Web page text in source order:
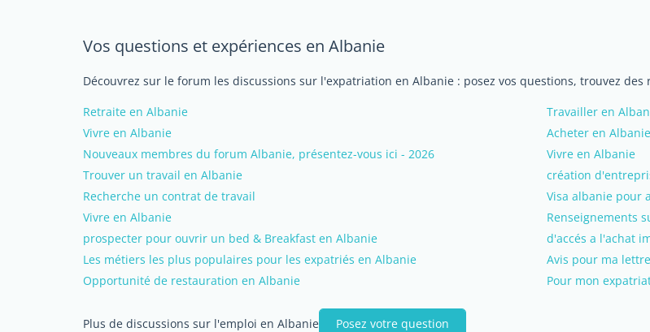
Vos questions et expériences en Albanie
Découvrez sur le forum les discussions sur l'expatriation en Albanie : posez vos questions, trouvez
Retraite en Albanie
Travailler en
Vivre en Albanie
Acheter en Albanie
Nouveaux membres du forum Albanie, présentez-vous ici - 2026
Vivre en Albanie
Trouver un travail en Albanie
création
Recherche un contrat de travail
Visa albanie pour
Vivre en Albanie
Renseignements
prospecter pour ouvrir un bed & Breakfast en Albanie
d'accés a l'achat
Les métiers les plus populaires pour les expatriés en Albanie
Avis pour ma
Opportunité de restauration en Albanie
Pour mon
Plus de discussions sur l'emploi en Albanie Posez votre question